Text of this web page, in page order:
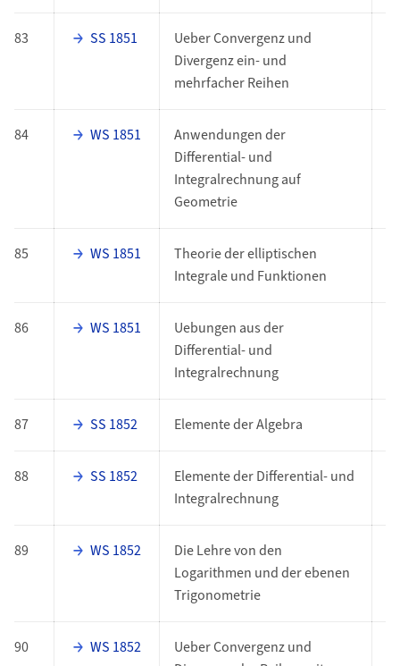
83 SS 1851
Ueber Convergenz und
Divergenz ein- und
mehrfacher Reihen
84 WS 1851
Anwendungen der
Differential- und
Integralrechnung auf
Geometrie
85 WS 1851
Theorie der elliptischen
Integrale und Funktionen
86 WS 1851
Uebungen aus der
Differential- und
Integralrechnung
87 SS 1852 Elemente der Algebra
88 SS 1852
Elemente der Differential- und
Integralrechnung
89 WS 1852
Die Lehre von den
Logarithmen und der ebenen
Trigonometrie
90 WS 1852
Ueber Convergenz und